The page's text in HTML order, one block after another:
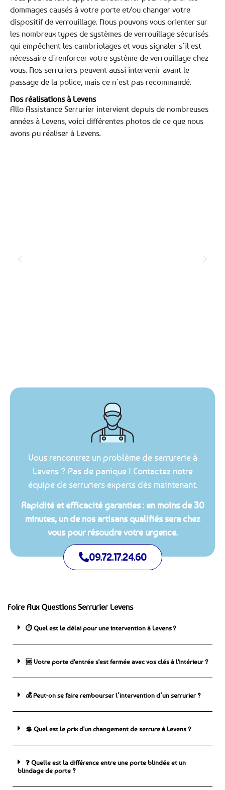
dommages causés à votre porte et/ou changer votre
dispositif de verrouillage. Nous pouvons vous orienter sur
les nombreux types de systèmes de verrouillage sécurisés
qui empêchent les cambriolages et vous signaler s’il est
nécessaire d’renforcer votre système de verrouillage chez
vous. Nos serruriers peuvent aussi intervenir avant le
passage de la police, mais ce n’est pas recommandé.
Nos réalisations à Levens
Allo Assistance Serrurier intervient depuis de nombreuses
années à Levens, voici différentes photos de ce que nous
avons pu réaliser à Levens.
Vous rencontrez un problème de serrurerie à
Levens ? Pas de panique ! Contactez notre
équipe de serruriers experts dès maintenant.
Rapidité et efficacité garanties : en moins de 30
minutes, un de nos artisans qualifiés sera chez
vous pour résoudre votre urgence.
09.72.17.24.60
Foire Aux Questions Serrurier Levens
⏱️ Quel est le délai pour une intervention à Levens ?
🆘 ️Votre porte d'entrée s'est fermée avec vos clés à l'intérieur ?
💰 Peut-on se faire rembourser l’intervention d’un serrurier ?
💲 Quel est le prix d'un changement de serrure à Levens ?
❓ Quelle est la différence entre une porte blindée et un
blindage de porte ?